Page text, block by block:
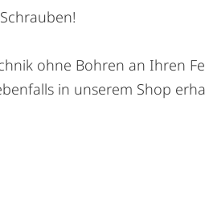
ohne Bohren an Ihren
in unserem Shop